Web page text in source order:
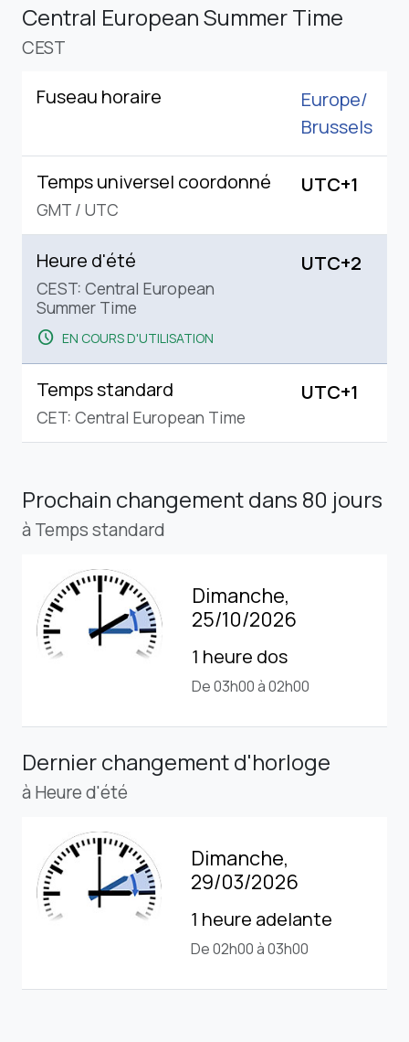
Central European Summer Time
CEST
Fuseau horaire
Europe/
Brussels
Temps universel coordonné
GMT / UTC
UTC+1
Heure d'été
CEST: Central European
Summer Time
schedule EN COURS D'UTILISATION
UTC+2
Temps standard
CET: Central European Time
UTC+1
Prochain changementdans 80 jours
à Temps standard
Dimanche,
25/10/2026
1 heure dos
De 03h00 à 02h00
Dernier changement d'horloge
à Heure d'été
Dimanche,
29/03/2026
1 heure adelante
De 02h00 à 03h00